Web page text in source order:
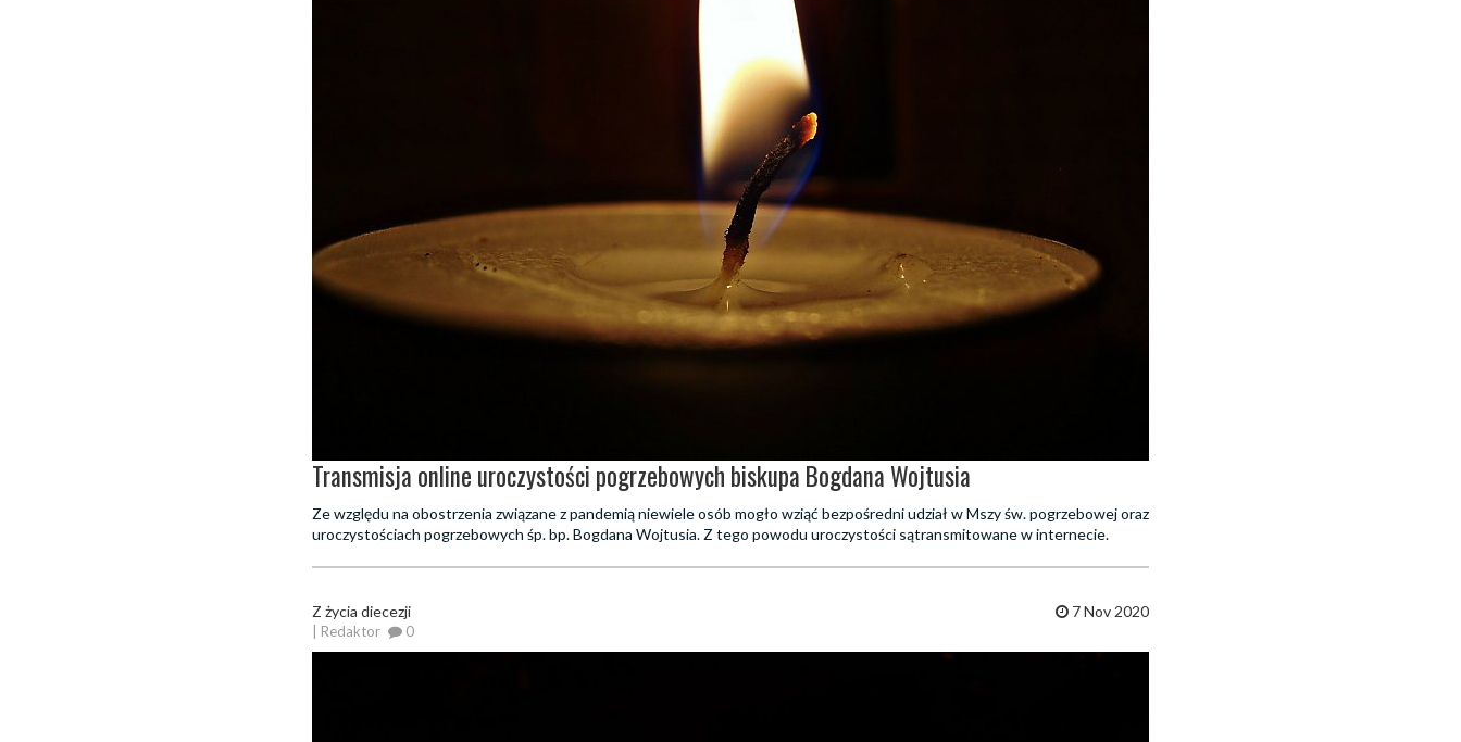
Transmisja online uroczystości pogrzebowych biskupa Bogdana Wojtusia
Ze względu na obostrzenia związane z pandemią niewiele osób mogło wziąć bezpośredni udział w Mszy św. pogrzebowej oraz
uroczystościach pogrzebowych śp. bp. Bogdana Wojtusia. Z tego powodu uroczystości sątransmitowane w internecie.
Z życia diecezji
| Redaktor 0
7 Nov 2020